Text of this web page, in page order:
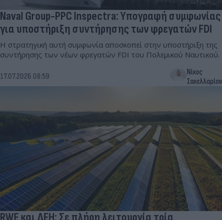
Naval Group-PPC Inspectra: Υπογραφή συμφωνίας
για υποστήριξη συντήρησης των φρεγατών FDI
Η στρατηγική αυτή συμφωνία αποσκοπεί στην υποστήριξη της
συντήρησης των νέων φρεγατών FDI του Πολεμικού Ναυτικού.
17.07.2026 08:59
Νίκος
Σακελλαρίου